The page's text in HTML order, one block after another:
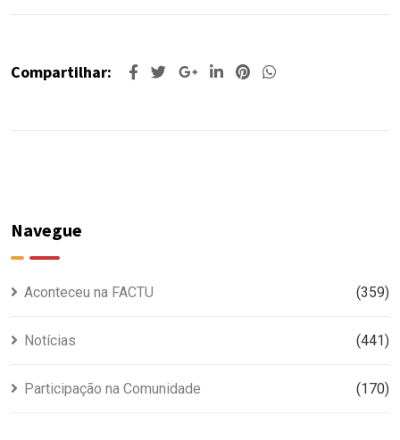
Compartilhar:
Navegue
Aconteceu na FACTU (359)
Notícias (441)
Participação na Comunidade (170)